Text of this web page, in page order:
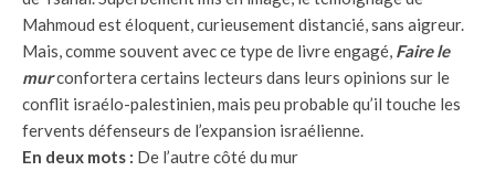
Mahmoud est éloquent, curieusement distancié, sans aigreur.
Mais, comme souvent avec ce type de livre engagé, Faire le
murconfortera certains lecteurs dans leurs opinions sur le
conflit israélo-palestinien, mais peu probable qu’il touche les
fervents défenseurs de l’expansion israélienne.
En deux mots : De l’autre côté du mur